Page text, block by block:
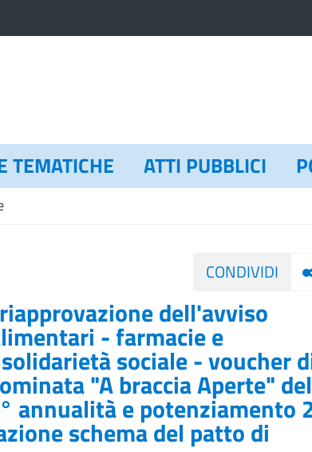
TEMATICHE ATTI PUBBLICI
CONDIVIDI
dell'avviso
- farmacie e
sociale - voucher
"A braccia Aperte" del
annualità e potenziamento
schema del patto di